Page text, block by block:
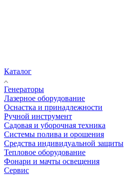
Каталог
Генераторы
Лазерное оборудование
Оснастка и принадлежности
Ручной инструмент
Садовая и уборочная техника
Системы полива и орошения
Средства индивидуальной защиты
Тепловое оборудование
Фонари и мачты освещения
Сервис